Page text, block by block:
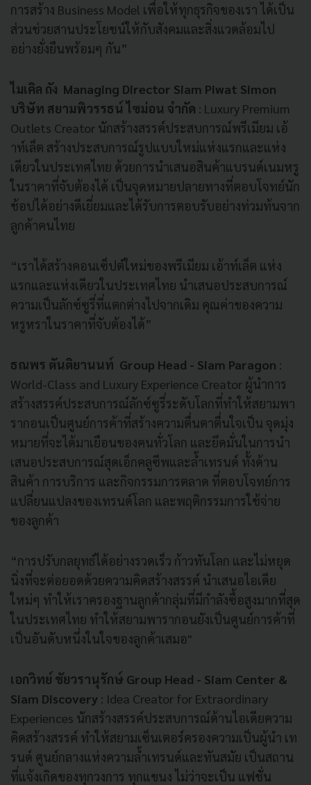
การสร้าง Business Model เพื่อให้ทุกธุรกิจของเรา ได้เป็น
ส่วนช่วยสานประโยชน์ให้กับสังคมและสิ่งแวดล้อมไป
อย่างยั่งยืนพร้อมๆ กัน”
ไมเคิล ถัง Managing Director Siam Piwat Simon
บริษัท สยามพิวรรธน์ ไซม่อน จำกัด : Luxury Premium
Outlets Creator นักสร้างสรรค์ประสบการณ์พรีเมียม เอ้
าท์เล็ต สร้างประสบการณ์รูปแบบใหม่แห่งแรกและแห่ง
เดียวในประเทศไทย ด้วยการนำเสนอสินค้าแบรนด์เนมหรู
ในราคาที่จับต้องได้ เป็นจุดหมายปลายทางที่ตอบโจทย์นัก
ช้อปได้อย่างดีเยี่ยมและได้รับการตอบรับอย่างท่วมท้นจาก
ลูกค้าคนไทย
“เราได้สร้างคอนเซ็ปต์ใหม่ของพรีเมียม เอ้าท์เล็ต แห่ง
แรกและแห่งเดียวในประเทศไทย นำเสนอประสบการณ์
ความเป็นลักซ์ซูรี่ที่แตกต่างไปจากเดิม คุณค่าของความ
หรูหราในราคาที่จับต้องได้”
ธณพร ตันติยานนท์ Group Head - Siam Paragon :
World-Class and Luxury Experience Creator ผู้นำการ
สร้างสรรค์ประสบการณ์ลักซ์ซูรี่ระดับโลกที่ทำให้สยามพา
รากอนเป็นศูนย์การค้าที่สร้างความตื่นตาตื่นใจเป็น จุดมุ่ง
หมายที่จะได้มาเยือนของคนทั่วโลก และยึดมั่นในการนำ
เสนอประสบการณ์สุดเอ็กคลูซีพและล้ำเทรนด์ ทั้งด้าน
สินค้า การบริการ และกิจกรรมการตลาด ที่ตอบโจทย์การ
แปลี่ยนแปลงของเทรนด์โลก และพฤติกรรมการใช้จ่าย
ของลูกค้า
“การปรับกลยุทธ์ได้อย่างรวดเร็ว ก้าวทันโลก และไม่หยุด
นิ่งที่จะต่อยอดด้วยความคิดสร้างสรรค์ นำเสนอไอเดีย
ใหม่ๆ ทำให้เราครองฐานลูกค้ากลุ่มที่มีกำลังซื้อสูงมากที่สุด
ในประเทศไทย ทำให้สยามพารากอนยังเป็นศูนย์การค้าที่
เป็นอันดับหนึ่งในใจของลูกค้าเสมอ"
เอกวิทย์ ชัยวรานุรักษ์ Group Head - Siam Center &
Siam Discovery : Idea Creator for Extraordinary
Experiences นักสร้างสรรค์ประสบการณ์ด้านไอเดียความ
คิดสร้างสรรค์ ทำให้สยามเซ็นเตอร์ครองความเป็นผู้นำ เท
รนด์ ศูนย์กลางแห่งความล้ำเทรนด์และทันสมัย เป็นสถาน
ที่แจ้งเกิดของทุกวงการ ทุกแขนง ไม่ว่าจะเป็น แฟชั่น